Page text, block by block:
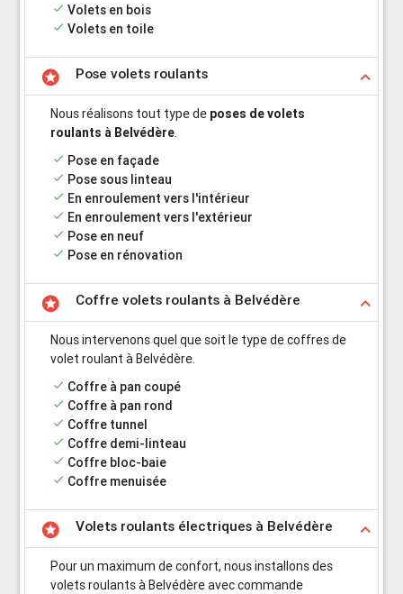
done Volets en bois
done Volets en toile
stars keyboard_arrow_up
Pose volets roulants
Nous réalisons tout type de poses de volets
roulants à Belvédère.
done Pose en façade
done Pose sous linteau
done En enroulement vers l'intérieur
done En enroulement vers l'extérieur
done Pose en neuf
done Pose en rénovation
stars keyboard_arrow_up
Coffre volets roulants à Belvédère
Nous intervenons quel que soit le type de coffres de
volet roulant à Belvédère.
done Coffre à pan coupé
done Coffre à pan rond
done Coffre tunnel
done Coffre demi-linteau
done Coffre bloc-baie
done Coffre menuisée
stars keyboard_arrow_up
Volets roulants électriques à Belvédère
Pour un maximum de confort, nous installons des
volets roulants à Belvédère avec commande